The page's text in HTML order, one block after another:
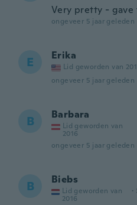
Very pretty - gave
ongeveer 5 jaar geleden
E Erika
Lid geworden van
ongeveer 5 jaar geleden
B Barbara
Lid geworden van
2016
ongeveer 5 jaar geleden
B Biebs
Lid geworden van
2016
·